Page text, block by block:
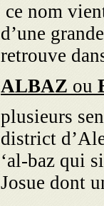
ce nom
d’une
retrouve
ALBAZ ou
plusieurs
district
‘al-baz qui
Josue dont